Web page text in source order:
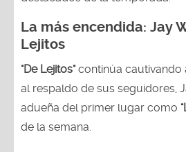
La más encendida: Jay
Lejitos
"De Lejitos"continúa cautivando
al respaldo de sus seguidores,
adueña del primer lugar como
de la semana.